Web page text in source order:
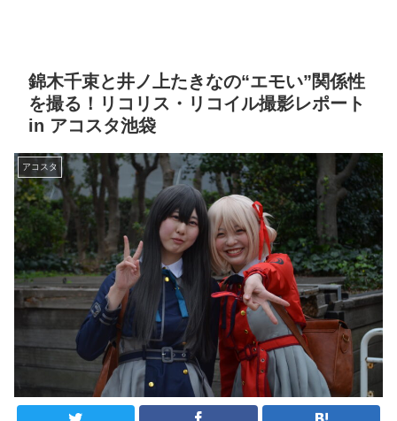
錦木千束と井ノ上たきなの“エモい”関係性
を撮る！リコリス・リコイル撮影レポート
in アコスタ池袋
アコスタ